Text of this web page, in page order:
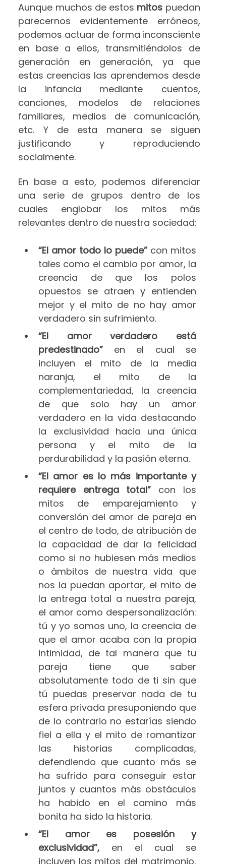
Aunque muchos de estos mitos puedan
parecernos evidentemente erróneos,
podemos actuar de forma inconsciente
en base a ellos, transmitiéndolos de
generación en generación, ya que
estas creencias las aprendemos desde
la infancia mediante cuentos,
canciones, modelos de relaciones
familiares, medios de comunicación,
etc. Y de esta manera se siguen
justificando y reproduciendo
socialmente.
En base a esto, podemos diferenciar
una serie de grupos dentro de los
cuales englobar los mitos más
relevantes dentro de nuestra sociedad:
“El amor todo lo puede”con mitos
tales como el cambio por amor, la
creencia de que los polos
opuestos se atraen y entienden
mejor y el mito de no hay amor
verdadero sin sufrimiento.
“El amor verdadero está
predestinado” en el cual se
incluyen el mito de la media
naranja, el mito de la
complementariedad, la creencia
de que solo hay un amor
verdadero en la vida destacando
la exclusividad hacia una única
persona y el mito de la
perdurabilidad y la pasión eterna.
“El amor es lo más importante y
requiere entrega total” con los
mitos de emparejamiento y
conversión del amor de pareja en
el centro de todo, de atribución de
la capacidad de dar la felicidad
como si no hubiesen más medios
o ámbitos de nuestra vida que
nos la puedan aportar, el mito de
la entrega total a nuestra pareja,
el amor como despersonalización:
tú y yo somos uno, la creencia de
que el amor acaba con la propia
intimidad, de tal manera que tu
pareja tiene que saber
absolutamente todo de ti sin que
tú puedas preservar nada de tu
esfera privada presuponiendo que
de lo contrario no estarías siendo
fiel a ella y el mito de romantizar
las historias complicadas,
defendiendo que cuanto más se
ha sufrido para conseguir estar
juntos y cuantos más obstáculos
ha habido en el camino más
bonita ha sido la historia.
“El amor es posesión y
exclusividad”, en el cual se
incluyen los mitos del matrimonio,